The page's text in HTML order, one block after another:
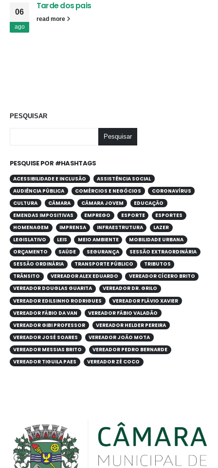
06
ago
Tarde dos pais
read more
PESQUISAR
Pesquisar
PESQUISE POR #HASHTAGS
ACESSIBILIDADE E INCLUSÃO
ASSISTÊNCIA SOCIAL
AUDIÊNCIA PÚBLICA
COMÉRCIOS E NEGÓCIOS
CORONAVÍRUS
CULTURA
CÂMARA CÂMARA JOVEM
EDUCAÇÃO
EMENDAS IMPOSITIVAS
EMPREGO ESPORTE
ESPORTES
HOMENAGEM
IMPRENSA INFRAESTRUTURA
LAZER
LEGISLATIVO
LEIS MEIO AMBIENTE
MOBILIDADE URBANA
ORÇAMENTO
SAÚDE SEGURANÇA
SESSÃO EXTRAORDINÁRIA
SESSÃO ORDINÁRIA
TRANSPORTE PÚBLICO
TRIBUTOS
TRÂNSITO
VEREADOR ALEX EDUARDO
VEREADOR CÍCERO BRITO
VEREADOR DOUGLAS GUARITA
VEREADOR DR. GRILO
VEREADOR EDILSINHO RODRIGUES
VEREADOR FLÁVIO XAVIER
VEREADOR FÁBIO DA VAN
VEREADOR FÁBIO VALADÃO
VEREADOR GIBI PROFESSOR
VEREADOR HELDER PEREIRA
VEREADOR JOSÉ SOARES
VEREADOR JOÃO MOTA
VEREADOR MESSIAS BRITO
VEREADOR PEDRO BERNARDE
VEREADOR TIGUILA PAES
VEREADOR ZÉ COCO